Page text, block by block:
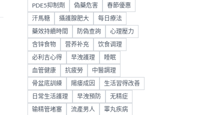
PDE5抑制劑 偽藥危害 春節優惠
汗馬糖 攝護腺肥大 每日療法
藥效持續時間 防偽查詢 心理壓力
含锌食物 营养补充 饮食调理
必利吉心得 早洩護理 睡眠
血管健康 抗疲勞 中醫調理
骨盆底訓練 陽痿成因 生活習得改善
日常生活護理 早洩預防 无精症
输精管堵塞 流產男人 睪丸疾病